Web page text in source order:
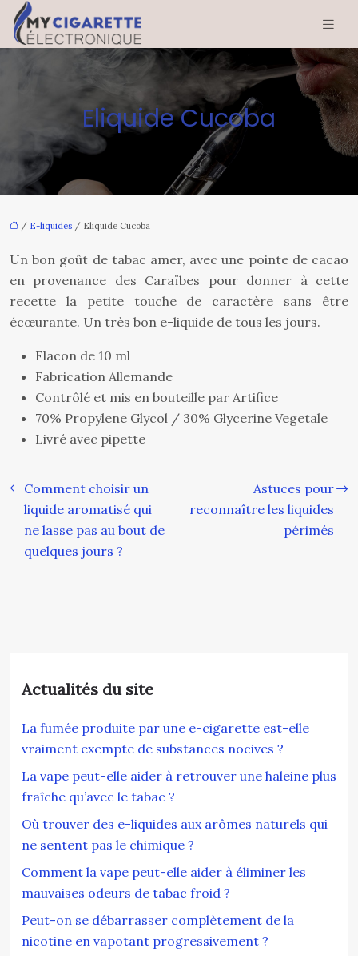
Eliquide Cucoba
/ E-liquides / Eliquide Cucoba
Un bon goût de tabac amer, avec une pointe de cacao
en provenance des Caraïbes pour donner à cette
recette la petite touche de caractère sans être
écœurante. Un très bon e-liquide de tous les jours.
Flacon de 10 ml
Fabrication Allemande
Contrôlé et mis en bouteille par Artifice
70% Propylene Glycol / 30% Glycerine Vegetale
Livré avec pipette
Comment choisir un
liquide aromatisé qui
ne lasse pas au bout de
quelques jours ?
Astuces pour
reconnaître les liquides
périmés
Actualités du site
La fumée produite par une e-cigarette est-elle
vraiment exempte de substances nocives ?
La vape peut-elle aider à retrouver une haleine plus
fraîche qu’avec le tabac ?
Où trouver des e-liquides aux arômes naturels qui
ne sentent pas le chimique ?
Comment la vape peut-elle aider à éliminer les
mauvaises odeurs de tabac froid ?
Peut-on se débarrasser complètement de la
nicotine en vapotant progressivement ?